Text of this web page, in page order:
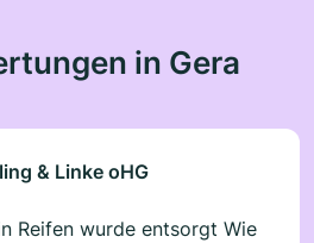
in Gera
& Linke oHG